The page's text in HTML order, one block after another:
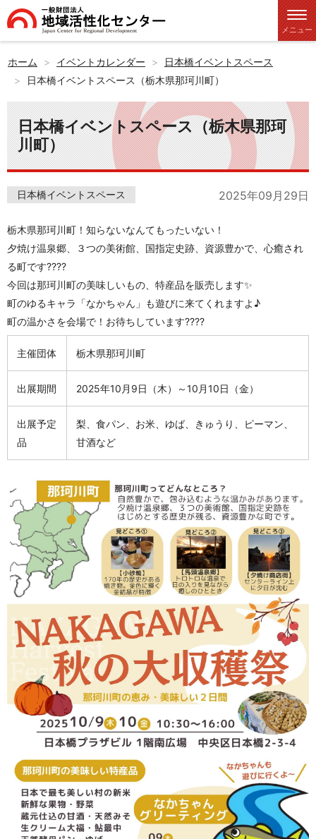
メニュー
ホーム イベントカレンダー
日本橋イベントスペース
日本橋イベントスペース（栃木県那珂川町）
日本橋イベントスペース（栃木県那珂
川町）
日本橋イベントスペース 2025年09月29日
栃木県那珂川町！知らないなんてもったいない！
夕焼け温泉郷、３つの美術館、国指定史跡、資源豊かで、心癒され
る町です????
今回は那珂川町の美味しいもの、特産品を販売します✨
町のゆるキャラ「なかちゃん」も遊びに来てくれますよ♪
町の温かさを会場で！お待ちしています????
主催団体 栃木県那珂川町
出展期間 2025年10月9日（木）～10月10日（金）
出展予定
品
梨、食パン、お米、ゆば、きゅうり、ピーマン、
甘酒など